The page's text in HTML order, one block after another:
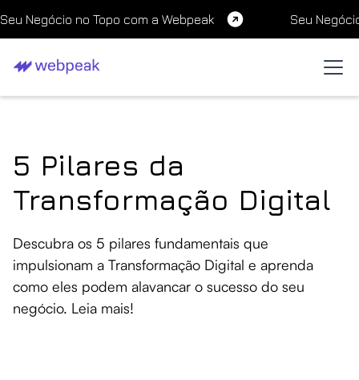
Seu Negócio no Topo com a Webpeak Seu
5 Pilares da
Transformação Digital
Descubra os 5 pilares fundamentais que
impulsionam a Transformação Digital e aprenda
como eles podem alavancar o sucesso do seu
negócio. Leia mais!